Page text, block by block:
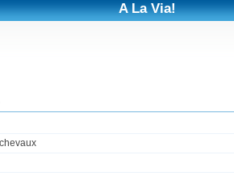
A La Via!